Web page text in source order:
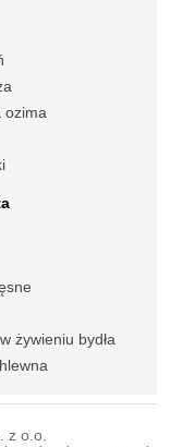
ozima
żywieniu bydła
z o.o.